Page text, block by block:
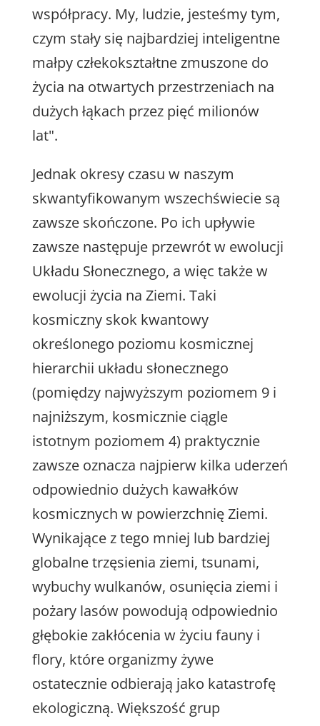
współpracy. My, ludzie, jesteśmy tym,
czym stały się najbardziej inteligentne
małpy człekokształtne zmuszone do
życia na otwartych przestrzeniach na
dużych łąkach przez pięć milionów
lat".
Jednak okresy czasu w naszym
skwantyfikowanym wszechświecie są
zawsze skończone. Po ich upływie
zawsze następuje przewrót w ewolucji
Układu Słonecznego, a więc także w
ewolucji życia na Ziemi. Taki
kosmiczny skok kwantowy
określonego poziomu kosmicznej
hierarchii układu słonecznego
(pomiędzy najwyższym poziomem 9 i
najniższym, kosmicznie ciągle
istotnym poziomem 4) praktycznie
zawsze oznacza najpierw kilka uderzeń
odpowiednio dużych kawałków
kosmicznych w powierzchnię Ziemi.
Wynikające z tego mniej lub bardziej
globalne trzęsienia ziemi, tsunami,
wybuchy wulkanów, osunięcia ziemi i
pożary lasów powodują odpowiednio
głębokie zakłócenia w życiu fauny i
flory, które organizmy żywe
ostatecznie odbierają jako katastrofę
ekologiczną. Większość grup